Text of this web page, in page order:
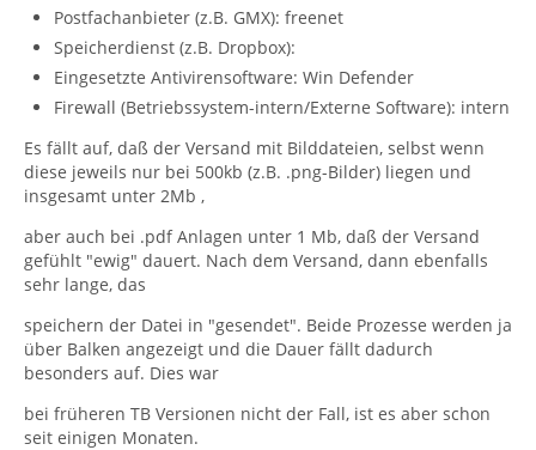
Postfachanbieter (z.B. GMX): freenet
Speicherdienst (z.B. Dropbox):
Eingesetzte Antivirensoftware: Win Defender
Firewall (Betriebssystem-intern/Externe Software): intern
Es fällt auf, daß der Versand mit Bilddateien, selbst wenn
diese jeweils nur bei 500kb (z.B. .png-Bilder) liegen und
insgesamt unter 2Mb ,
aber auch bei .pdf Anlagen unter 1 Mb, daß der Versand
gefühlt "ewig" dauert. Nach dem Versand, dann ebenfalls
sehr lange, das
speichern der Datei in "gesendet". Beide Prozesse werden ja
über Balken angezeigt und die Dauer fällt dadurch
besonders auf. Dies war
bei früheren TB Versionen nicht der Fall, ist es aber schon
seit einigen Monaten.